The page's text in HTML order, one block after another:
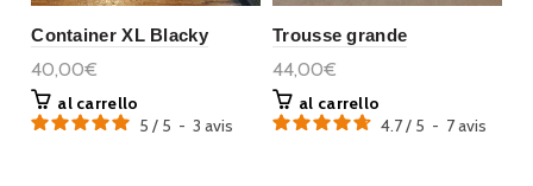
Container XL Blacky
40,00€
al carrello
5 / 5 - 3avis
Trousse grande
44,00€
al carrello
4.7/ 5 - 7avis